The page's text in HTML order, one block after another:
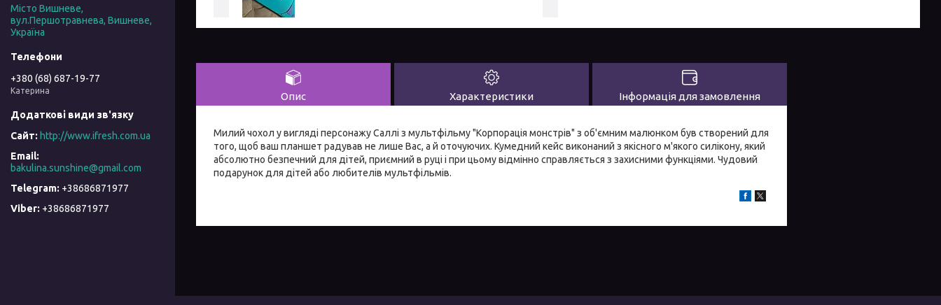
Опис Характеристики Інформація для замовлення
Милий чохол у вигляді персонажу Саллі з мультфільму "Корпорація монстрів" з об'ємним малюнком був створений для
того, щоб ваш планшет радував не лише Вас, а й оточуючих. Кумедний кейс виконаний з якісного м'якого силікону, який
абсолютно безпечний для дітей, приємний в руці і при цьому відмінно справляється з захисними функціями. Чудовий
подарунок для дітей або любителів мультфільмів.
Місто Вишневе,
вул.Першотравнева, Вишневе,
Україна
+380 (68) 687-19-77
Катерина
http://www.ifresh.com.ua
bakulina.sunshine@gmail.com
+38686871977
+38686871977